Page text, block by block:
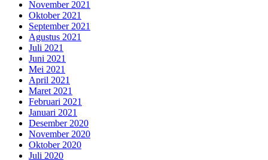
November 2021
Oktober 2021
September 2021
Agustus 2021
Juli 2021
Juni 2021
Mei 2021
April 2021
Maret 2021
Februari 2021
Januari 2021
Desember 2020
November 2020
Oktober 2020
Juli 2020